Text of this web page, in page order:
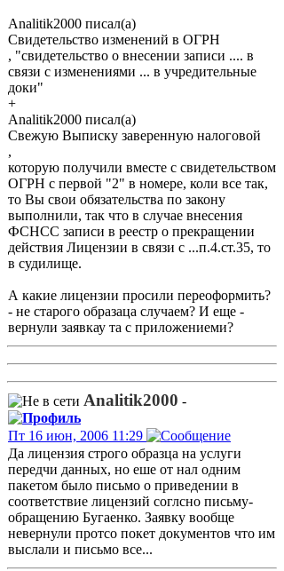
Analitik2000 писал(а)
Свидетельство изменений в ОГРН
, "свидетельство о внесении записи .... в
связи с изменениями ... в учредительные
доки"
+
Analitik2000 писал(а)
Свежую Выписку заверенную налоговой
,
которую получили вместе с свидетельством
ОГРН с первой "2" в номере, коли все так,
то Вы свои обязательства по закону
выполнили, так что в случае внесения
ФСНСС записи в реестр о прекращении
действия Лицензии в связи с ...п.4.ст.35, то
в судилище.
А какие лицензии просили переоформить?
- не старого образаца случаем? И еще -
вернули заявкау та с приложениеми?
Analitik2000 -
Пт 16 июн, 2006 11:29
Да лицензия строго образца на услуги
передчи данных, но еше от нал одним
пакетом было письмо о приведении в
соответствие лицензий соглсно письму-
обращению Бугаенко. Заявку вообще
невернули протсо покет документов что им
выслали и письмо все...